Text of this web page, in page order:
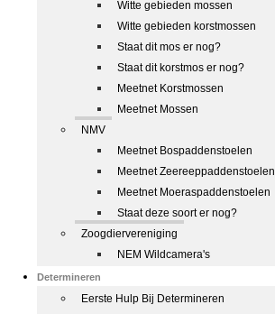
Witte gebieden mossen
Witte gebieden korstmossen
Staat dit mos er nog?
Staat dit korstmos er nog?
Meetnet Korstmossen
Meetnet Mossen
NMV
Meetnet Bospaddenstoelen
Meetnet Zeereeppaddenstoelen
Meetnet Moeraspaddenstoelen
Staat deze soort er nog?
Zoogdiervereniging
NEM Wildcamera's
Determineren
Eerste Hulp Bij Determineren